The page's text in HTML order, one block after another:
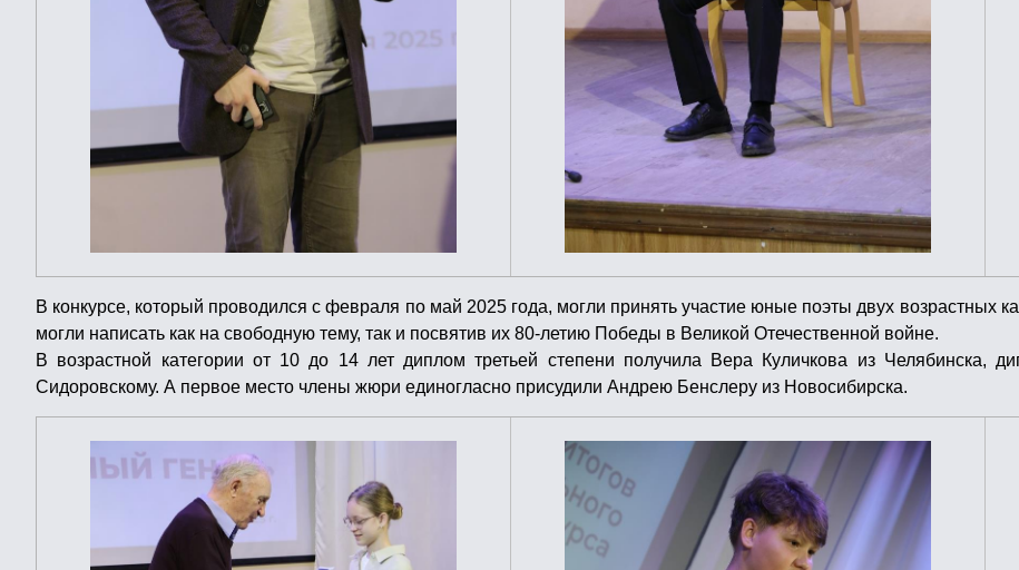
В конкурсе, который проводился с февраля по май 2025 года, могли принять участие юные поэты двух возрастных
могли написать как на свободную тему, так и посвятив их 80-летию Победы в Великой Отечественной войне.
В возрастной категории от 10 до 14 лет диплом третьей степени получила Вера Куличкова из Челябинска,
Сидоровскому. А первое место члены жюри единогласно присудили Андрею Бенслеру из Новосибирска.